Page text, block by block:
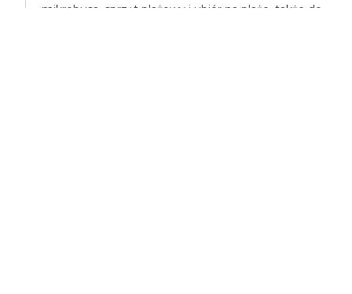
mikrobusa, sprzęt plażowy i ubiór na plaże, także do